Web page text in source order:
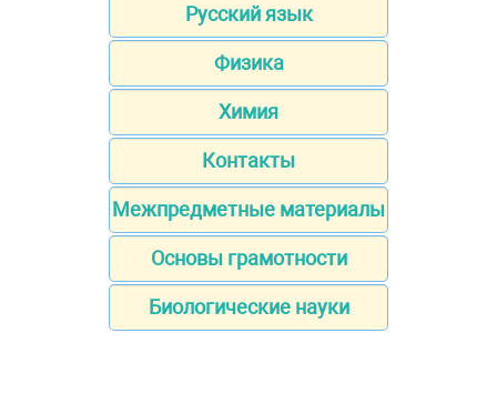
Русский язык
Физика
Химия
Контакты
Межпредметные материалы
Основы грамотности
Биологические науки